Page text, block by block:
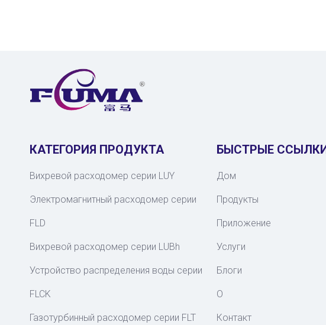
КАТЕГОРИЯ ПРОДУКТА
Вихревой расходомер серии LUY
Электромагнитный расходомер серии
FLD
Вихревой расходомер серии LUBh
Устройство распределения воды серии
FLCK
Газотурбинный расходомер серии FLT
БЫСТРЫЕ ССЫЛКИ
Дом
Продукты
Приложение
Услуги
Блоги
О
Контакт